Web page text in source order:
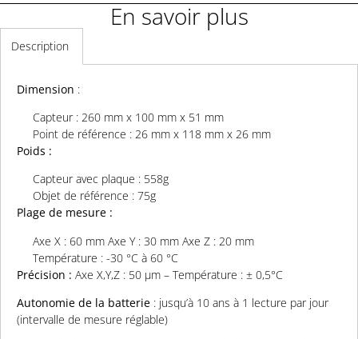
En savoir plus
Description
Dimension :
Capteur : 260 mm x 100 mm x 51 mm
Point de référence : 26 mm x 118 mm x 26 mm
Poids :
Capteur avec plaque : 558g
Objet de référence : 75g
Plage de mesure :
Axe X : 60 mm Axe Y : 30 mm Axe Z : 20 mm
Température : -30 °C à 60 °C
Précision : Axe X,Y,Z : 50 µm – Température : ± 0,5°C
Autonomie de la batterie : jusqu’à 10 ans à 1 lecture par jour
(intervalle de mesure réglable)